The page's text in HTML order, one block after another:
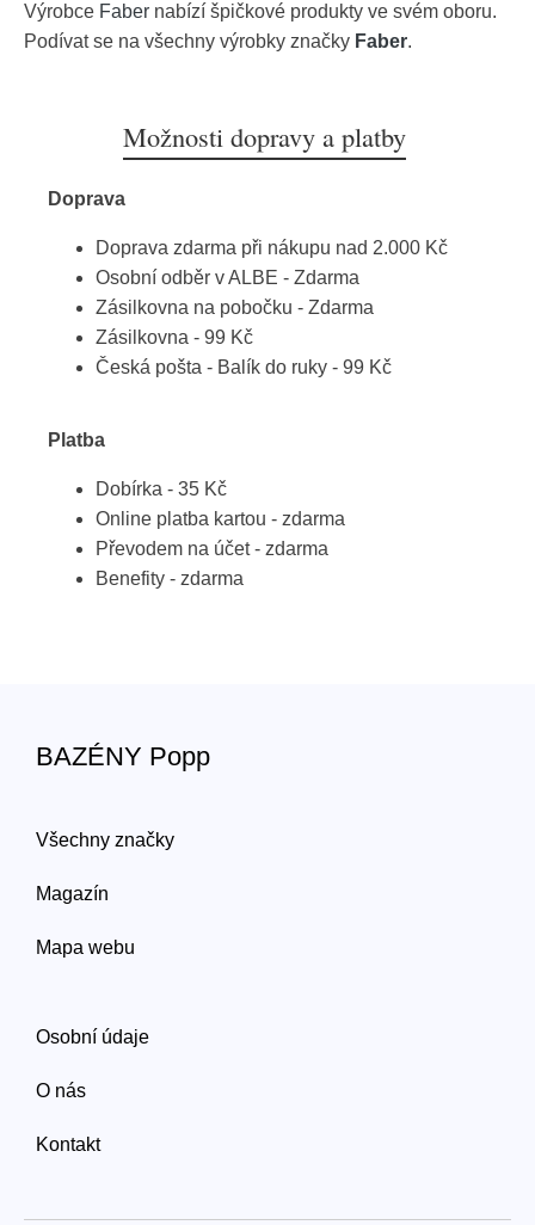
Výrobce Faber nabízí špičkové produkty ve svém oboru.
Podívat se na všechny výrobky značky Faber.
Možnosti dopravy a platby
Doprava
Doprava zdarma při nákupu nad 2.000 Kč
Osobní odběr v ALBE - Zdarma
Zásilkovna na pobočku - Zdarma
Zásilkovna - 99 Kč
Česká pošta - Balík do ruky - 99 Kč
Platba
Dobírka - 35 Kč
Online platba kartou - zdarma
Převodem na účet - zdarma
Benefity - zdarma
BAZÉNY Popp
Všechny značky
Magazín
Mapa webu
Osobní údaje
O nás
Kontakt